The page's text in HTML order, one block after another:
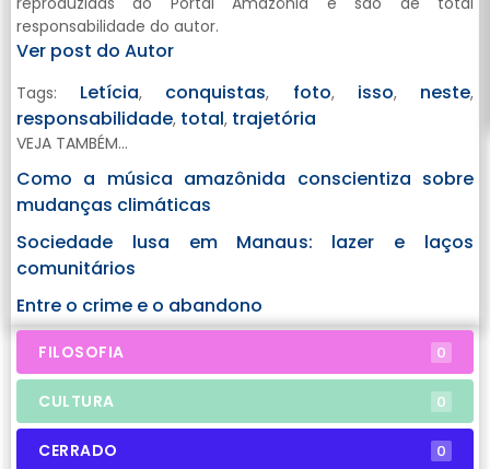
responsabilidade do autor.
Ver post do Autor
Tags: Letícia, conquistas, foto, isso, neste,
responsabilidade, total, trajetória
VEJA TAMBÉM...
Como a música amazônida conscientiza sobre
mudanças climáticas
Sociedade lusa em Manaus: lazer e laços
comunitários
Entre o crime e o abandono
FILOSOFIA 0
CULTURA 0
CERRADO 0